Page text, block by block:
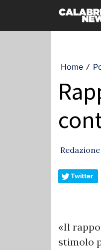
Home /
Twitter
«Il
stimolo